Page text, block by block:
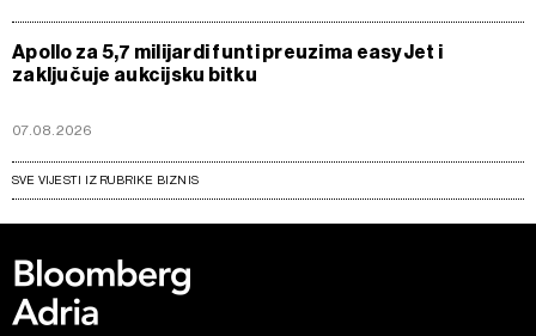
Apollo za 5,7 milijardi funti preuzima easyJet i
zaključuje aukcijsku bitku
07.08.2026
SVE VIJESTI IZ RUBRIKE BIZNIS